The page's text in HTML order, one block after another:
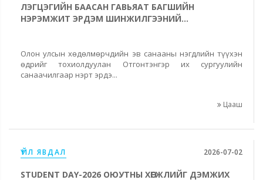
ЛЭГЦЭГИЙН БААСАН ГАВЬЯАТ БАГШИЙН
НЭРЭМЖИТ ЭРДЭМ ШИНЖИЛГЭЭНИЙ...
Олон улсын хөдөлмөрчдийн эв санааны нэгдлийн түүхэн
өдрийг тохиолдуулан Отгонтэнгэр их сургуулийн
санаачилгаар нэрт эрдэ...
Цааш
ҮЙЛ ЯВДАЛ 2026-07-02
STUDENT DAY-2026 ОЮУТНЫ ХӨГЖЛИЙГ ДЭМЖИХ